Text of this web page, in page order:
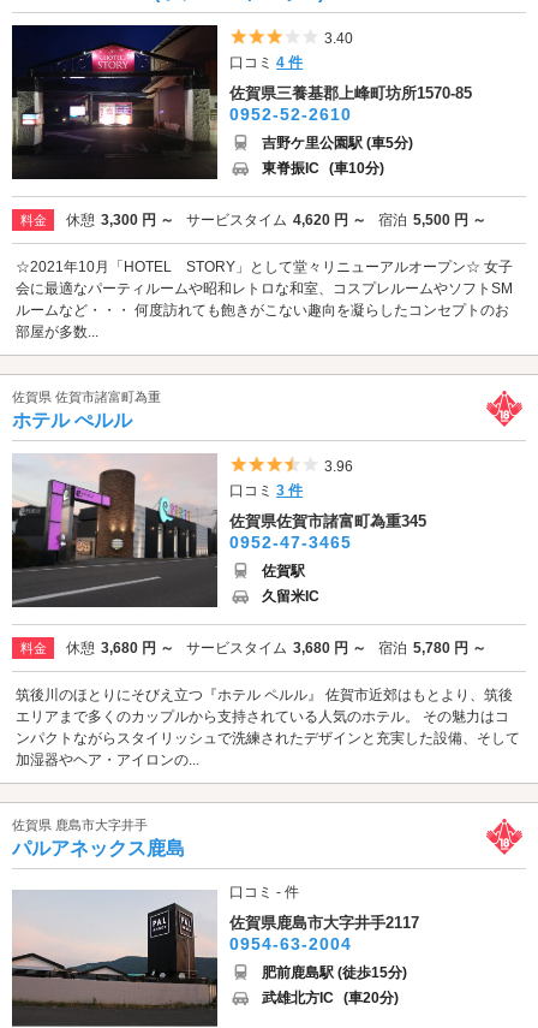
5つ星のうち3
3.40
口コミ4 件
佐賀県三養基郡上峰町坊所1570-85
0952-52-2610
吉野ケ里公園駅 (車5分)
東脊振IC (車10分)
料金 休憩 3,300 円 ～ サービスタイム 4,620 円 ～ 宿泊 5,500 円 ～
☆2021年10月「HOTEL STORY」として堂々リニューアルオープン☆ 女子
会に最適なパーティルームや昭和レトロな和室、コスプレルームやソフトSM
ルームなど・・・ 何度訪れても飽きがこない趣向を凝らしたコンセプトのお
部屋が多数...
佐賀県 佐賀市諸富町為重
ホテル ぺルル
5つ星のうち3.5
3.96
口コミ3 件
佐賀県佐賀市諸富町為重345
0952-47-3465
佐賀駅
久留米IC
料金 休憩 3,680 円 ～ サービスタイム 3,680 円 ～ 宿泊 5,780 円 ～
筑後川のほとりにそびえ立つ『ホテル ペルル』 佐賀市近郊はもとより、筑後
エリアまで多くのカップルから支持されている人気のホテル。 その魅力はコ
ンパクトながらスタイリッシュで洗練されたデザインと充実した設備、そして
加湿器やヘア・アイロンの...
佐賀県 鹿島市大字井手
パルアネックス鹿島
口コミ - 件
佐賀県鹿島市大字井手2117
0954-63-2004
肥前鹿島駅 (徒歩15分)
武雄北方IC (車20分)